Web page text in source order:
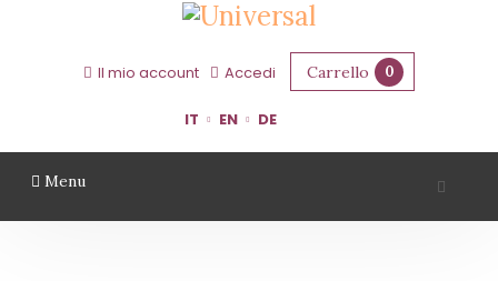
Il mio account Accedi Carrello 0
IT EN DE
Menu